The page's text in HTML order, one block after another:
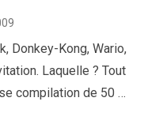
Donkey-Kong, Wario,
Laquelle ? Tout
compilation de 50 …